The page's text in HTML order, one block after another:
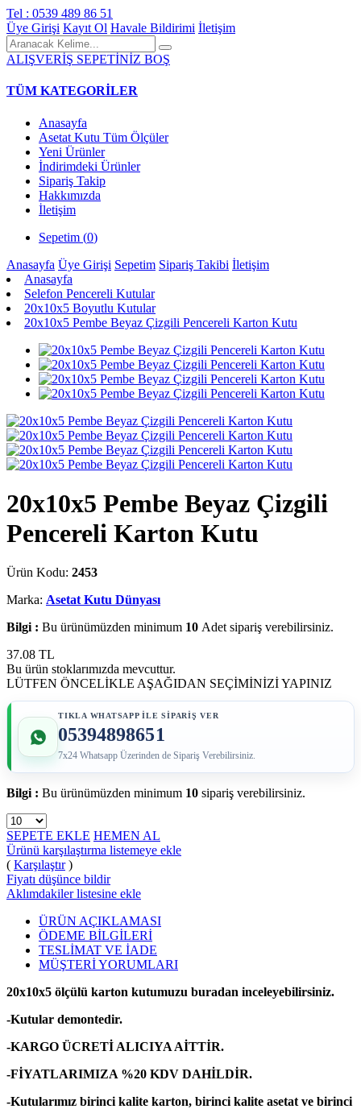
Tel : 0539 489 86 51
Üye Girişi Kayıt Ol Havale Bildirimi İletişim
ALIŞVERİŞ SEPETİNİZ BOŞ
TÜM KATEGORİLER
Anasayfa
Asetat Kutu Tüm Ölçüler
Yeni Ürünler
İndirimdeki Ürünler
Sipariş Takip
Hakkımızda
İletişim
Sepetim (0)
Anasayfa Üye Girişi Sepetim Sipariş Takibi İletişim
Anasayfa
Selefon Pencereli Kutular
20x10x5 Boyutlu Kutular
20x10x5 Pembe Beyaz Çizgili Pencereli Karton Kutu
20x10x5 Pembe Beyaz Çizgili
Pencereli Karton Kutu
Ürün Kodu: 2453
Marka: Asetat Kutu Dünyası
Bilgi : Bu ürünümüzden minimum 10 Adet sipariş verebilirsiniz.
37.08 TL
Bu ürün stoklarımızda mevcuttur.
LÜTFEN ÖNCELİKLE AŞAĞIDAN SEÇİMİNİZİ YAPINIZ
TIKLA WHATSAPP İLE SİPARİŞ VER
05394898651
7x24 Whatsapp Üzerinden de Sipariş Verebilirsiniz.
Bilgi : Bu ürünümüzden minimum 10 sipariş verebilirsiniz.
SEPETE EKLE HEMEN AL
Ürünü karşılaştırma listemeye ekle
( Karşılaştır)
Fiyatı düşünce bildir
Aklımdakiler listesine ekle
ÜRÜN AÇIKLAMASI
ÖDEME BİLGİLERİ
TESLİMAT VE İADE
MÜŞTERİ YORUMLARI
20x10x5 ölçülü karton kutumuzu buradan inceleyebilirsiniz.
-Kutular demontedir.
-KARGO ÜCRETİ ALICIYA AİTTİR.
-FİYATLARIMIZA %20 KDV DAHİLDİR.
-Kutularımız birinci kalite karton, birinci kalite asetat ve birinci